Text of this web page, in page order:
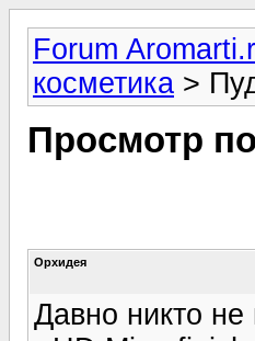
Forum
косметика >
Просмотр
Орхидея
Давно никто